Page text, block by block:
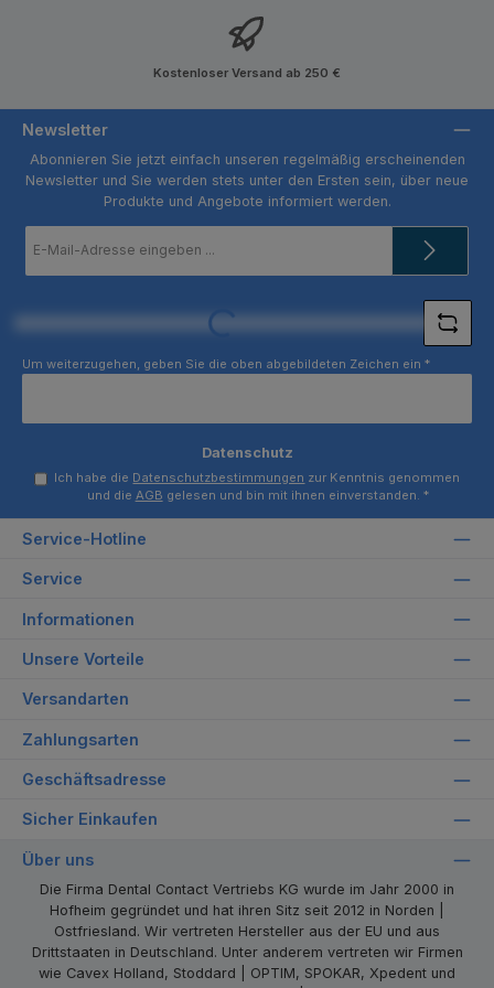
Kostenloser Versand ab 250 €
Newsletter
Abonnieren Sie jetzt einfach unseren regelmäßig erscheinenden
Newsletter und Sie werden stets unter den Ersten sein, über neue
Produkte und Angebote informiert werden.
Mail-
Loading...
Um weiterzugehen, geben Sie die oben abgebildeten Zeichen ein *
Datenschutz
Ich habe die Datenschutzbestimmungen zur Kenntnis genommen
und die AGB gelesen und bin mit ihnen einverstanden. *
Service-Hotline
Service
Informationen
Unsere Vorteile
Versandarten
Zahlungsarten
Geschäftsadresse
Sicher Einkaufen
Über uns
Die Firma Dental Contact Vertriebs KG wurde im Jahr 2000 in
Hofheim gegründet und hat ihren Sitz seit 2012 in Norden |
Ostfriesland. Wir vertreten Hersteller aus der EU und aus
Drittstaaten in Deutschland. Unter anderem vertreten wir Firmen
wie Cavex Holland, Stoddard | OPTIM, SPOKAR, Xpedent und